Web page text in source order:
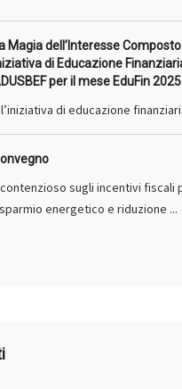
Magia dell’Interesse Composto
di Educazione
per il mese EduFin 2025
di educazione
sugli incentivi fiscali
energetico e riduzione ...